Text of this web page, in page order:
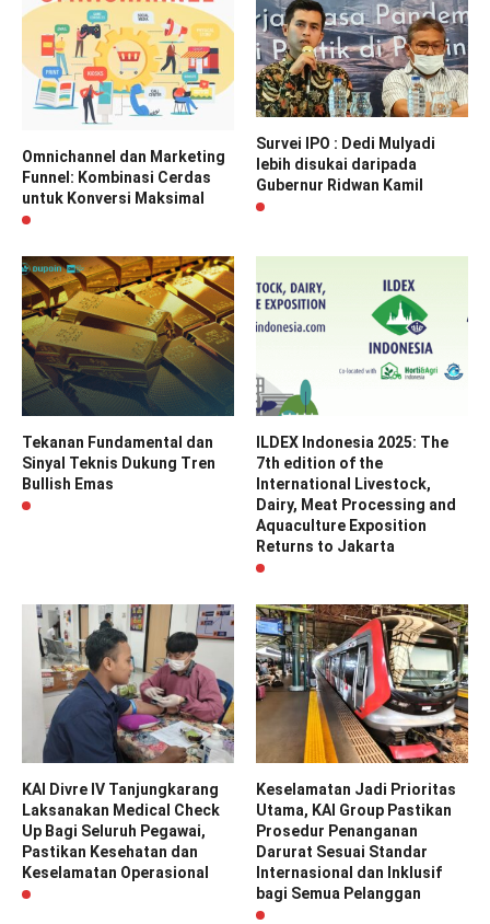
Omnichannel dan Marketing
Funnel: Kombinasi Cerdas
untuk Konversi Maksimal
Survei IPO : Dedi Mulyadi
lebih disukai daripada
Gubernur Ridwan Kamil
Tekanan Fundamental dan
Sinyal Teknis Dukung Tren
Bullish Emas
ILDEX Indonesia 2025: The
7th edition of the
International Livestock,
Dairy, Meat Processing and
Aquaculture Exposition
Returns to Jakarta
KAI Divre IV Tanjungkarang
Laksanakan Medical Check
Up Bagi Seluruh Pegawai,
Pastikan Kesehatan dan
Keselamatan Operasional
Keselamatan Jadi Prioritas
Utama, KAI Group Pastikan
Prosedur Penanganan
Darurat Sesuai Standar
Internasional dan Inklusif
bagi Semua Pelanggan